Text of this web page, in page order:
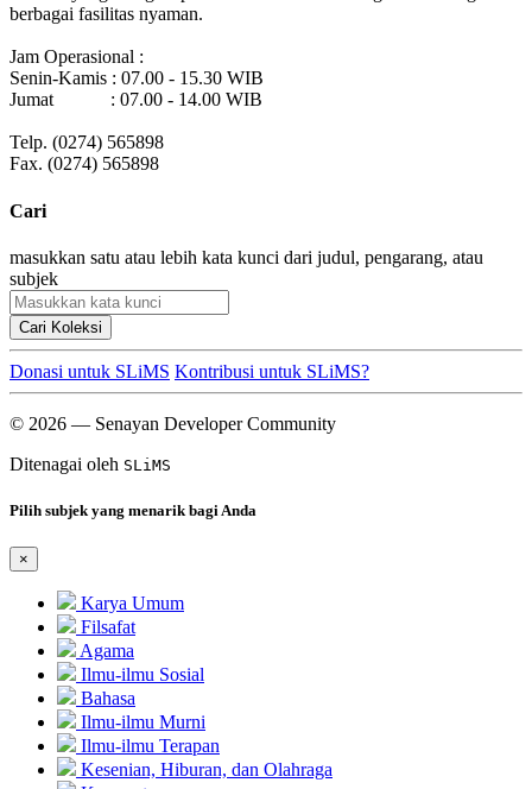
berbagai fasilitas nyaman.
Jam Operasional :
Senin-Kamis : 07.00 - 15.30 WIB
Jumat : 07.00 - 14.00 WIB
Telp. (0274) 565898
Fax. (0274) 565898
Cari
masukkan satu atau lebih kata kunci dari judul, pengarang, atau
subjek
Cari Koleksi
Donasi untuk SLiMS Kontribusi untuk SLiMS?
© 2026 — Senayan Developer Community
Ditenagai oleh SLiMS
Pilih subjek yang menarik bagi Anda
×
Karya Umum
Filsafat
Agama
Ilmu-ilmu Sosial
Bahasa
Ilmu-ilmu Murni
Ilmu-ilmu Terapan
Kesenian, Hiburan, dan Olahraga